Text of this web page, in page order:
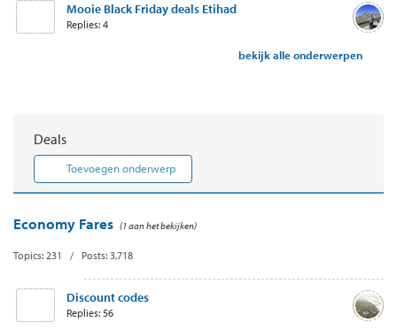
Mooie Black Friday deals Etihad
Replies: 4
bekijk alle onderwerpen
Deals
Toevoegen onderwerp
Economy Fares (1 aan het bekijken)
Topics: 231 / Posts: 3,718
Discount codes
Replies: 56